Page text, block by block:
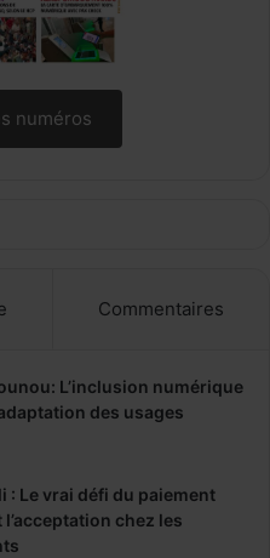
numéros
Commentaires
L’inclusion numérique
des usages
: Le vrai défi du paiement
l’acceptation chez les